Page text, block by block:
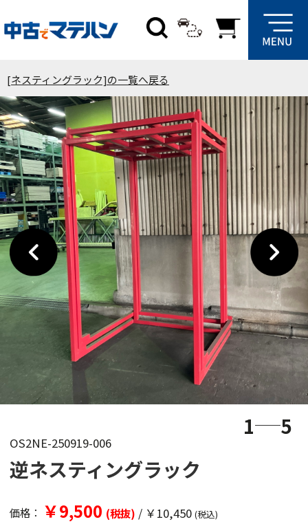
[ネスティングラック]の一覧へ戻る
1 5
OS2NE-250919-006
逆ネスティングラック
価格： ￥9,500 (税抜) / ￥10,450 (税込)